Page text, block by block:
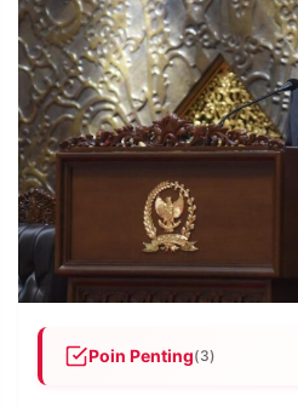
MANCA SPORT
INFORMASI
PRIVACY
POLICY
BERITA
WARGA
INFORMASI
IKLAN
KIRIM
TULISAN
PENGADUAN TERM
OF
SERVICE
Poin Penting(3)